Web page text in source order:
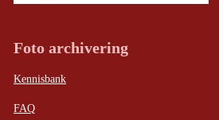
Foto archivering
Kennisbank
FAQ